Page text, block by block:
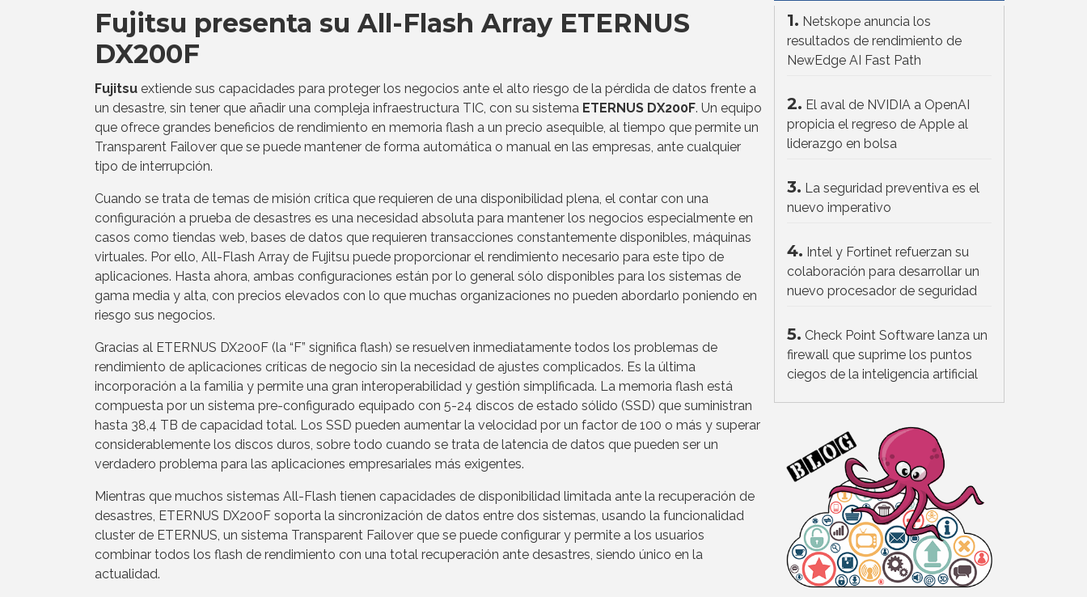
Fujitsu presenta su All-Flash Array ETERNUS
DX200F
Fujitsu extiende sus capacidades para proteger los negocios ante el alto riesgo de la pérdida de datos frente a
un desastre, sin tener que añadir una compleja infraestructura TIC, con su sistema ETERNUS DX200F. Un equipo
que ofrece grandes beneficios de rendimiento en memoria flash a un precio asequible, al tiempo que permite un
Transparent Failover que se puede mantener de forma automática o manual en las empresas, ante cualquier
tipo de interrupción.
Cuando se trata de temas de misión crítica que requieren de una disponibilidad plena, el contar con una
configuración a prueba de desastres es una necesidad absoluta para mantener los negocios especialmente en
casos como tiendas web, bases de datos que requieren transacciones constantemente disponibles, máquinas
virtuales. Por ello, All-Flash Array de Fujitsu puede proporcionar el rendimiento necesario para este tipo de
aplicaciones. Hasta ahora, ambas configuraciones están por lo general sólo disponibles para los sistemas de
gama media y alta, con precios elevados con lo que muchas organizaciones no pueden abordarlo poniendo en
riesgo sus negocios.
Gracias al ETERNUS DX200F (la “F” significa flash) se resuelven inmediatamente todos los problemas de
rendimiento de aplicaciones críticas de negocio sin la necesidad de ajustes complicados. Es la última
incorporación a la familia y permite una gran interoperabilidad y gestión simplificada. La memoria flash está
compuesta por un sistema pre-configurado equipado con 5-24 discos de estado sólido (SSD) que suministran
hasta 38,4 TB de capacidad total. Los SSD pueden aumentar la velocidad por un factor de 100 o más y superar
considerablemente los discos duros, sobre todo cuando se trata de latencia de datos que pueden ser un
verdadero problema para las aplicaciones empresariales más exigentes.
Mientras que muchos sistemas All-Flash tienen capacidades de disponibilidad limitada ante la recuperación de
desastres, ETERNUS DX200F soporta la sincronización de datos entre dos sistemas, usando la funcionalidad
cluster de ETERNUS, un sistema Transparent Failover que se puede configurar y permite a los usuarios
combinar todos los flash de rendimiento con una total recuperación ante desastres, siendo único en la
actualidad.
1. Netskope anuncia los
resultados de rendimiento de
NewEdge AI Fast Path
2. El aval de NVIDIA a OpenAI
propicia el regreso de Apple al
liderazgo en bolsa
3. La seguridad preventiva es el
nuevo imperativo
4. Intel y Fortinet refuerzan su
colaboración para desarrollar un
nuevo procesador de seguridad
5. Check Point Software lanza un
firewall que suprime los puntos
ciegos de la inteligencia artificial